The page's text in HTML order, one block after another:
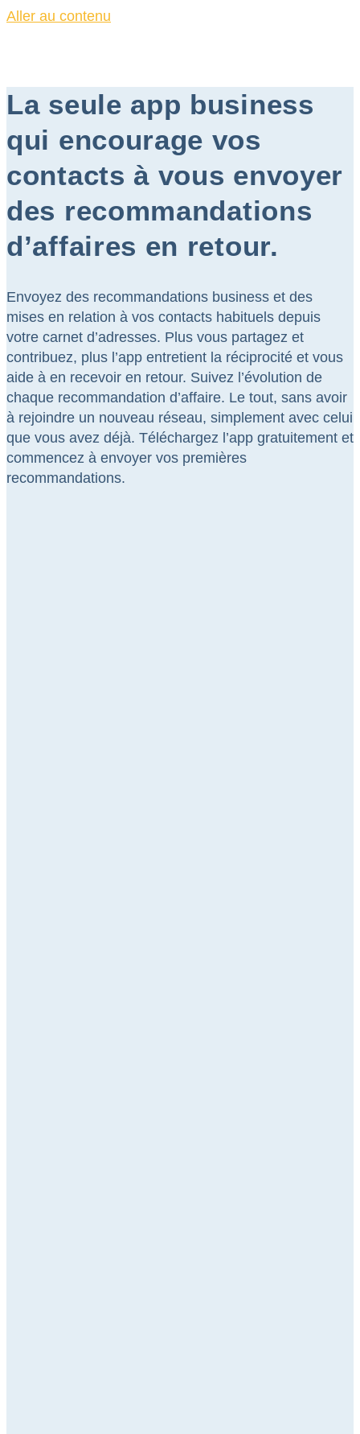
Aller au contenu
La seule app business
qui encourage vos
contacts à vous envoyer
des recommandations
d’affaires en retour.
Envoyez des recommandations business et des
mises en relation à vos contacts habituels depuis
votre carnet d’adresses. Plus vous partagez et
contribuez, plus l’app entretient la réciprocité et vous
aide à en recevoir en retour. Suivez l’évolution de
chaque recommandation d’affaire. Le tout, sans avoir
à rejoindre un nouveau réseau, simplement avec celui
que vous avez déjà. Téléchargez l’app gratuitement et
commencez à envoyer vos premières
recommandations.